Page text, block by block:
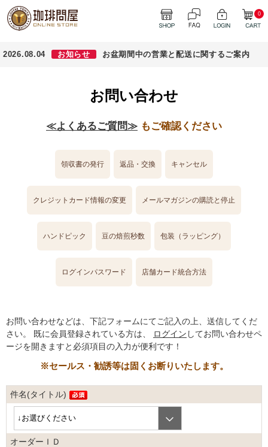
0
2026.08.04 お知らせ お盆期間中の営業と配送に関するご案内
お問い合わせ
≪よくあるご質問≫ もご確認ください
領収書の発行 返品・交換 キャンセル
クレジットカード情報の変更 メールマガジンの購読と停止
ハンドピック 豆の焙煎秒数 包装（ラッピング）
ログインパスワード 店舗カード統合方法
お問い合わせなどは、下記フォームにてご記入の上、送信してくだ
さい。
既に会員登録されている方は、 ログイン してお問い合わせペ
ージを開きますと必須項目の入力が便利です！
※セールス・勧誘等は固くお断りいたします。
件名(タイトル)
オーダーＩＤ